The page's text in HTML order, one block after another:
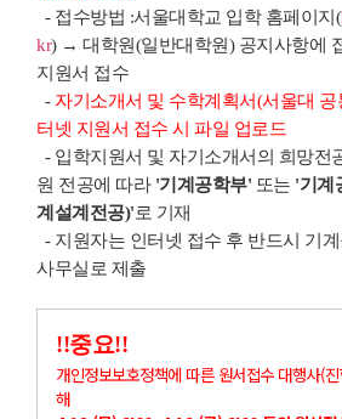
- 접수방법 :서울대학교 입학 홈페이지(
kr) → 대학원(일반대학원) 공지사항에
지원서 접수
- 자기소개서 및 수학계획서(서울대 공
터넷 지원서 접수 시 파일 업로드
- 입학지원서 및 자기소개서의 희망전
원 전공에 따라 '기계공학부' 또는 '기계
계설계전공)'로 기재
- 지원자는 인터넷 접수 후 반드시 기
사무실로 제출
!!중요!!
개인정보보호정책에 따른 원서접수 대행사(
해